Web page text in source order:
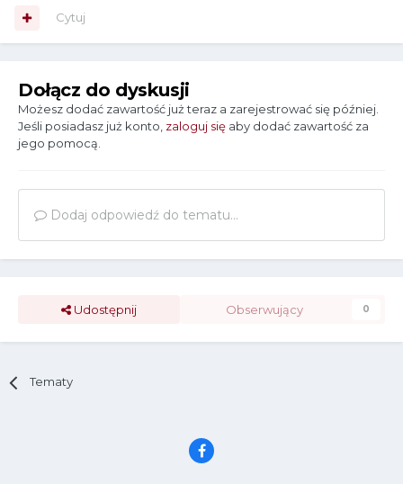
Cytuj
Dołącz do dyskusji
Możesz dodać zawartość już teraz a zarejestrować się później.
Jeśli posiadasz już konto, zaloguj się aby dodać zawartość za
jego pomocą.
Dodaj odpowiedź do tematu...
Udostępnij Obserwujący 0
Tematy